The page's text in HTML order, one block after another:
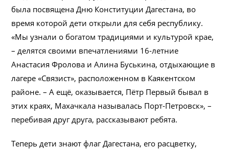
была посвящена Дню Конституции Дагестана, во
время которой дети открыли для себя республику.
«Мы узнали о богатом традициями и культурой крае,
– делятся своими впечатлениями 16-летние
Анастасия Фролова и Алина Буськина, отдыхающие в
лагере «Связист», расположенном в Каякентском
районе. – А ещё, оказывается, Пётр Первый бывал в
этих краях, Махачкала называлась Порт-Петровск», –
перебивая друг друга, рассказывают ребята.
Теперь дети знают флаг Дагестана, его расцветку,